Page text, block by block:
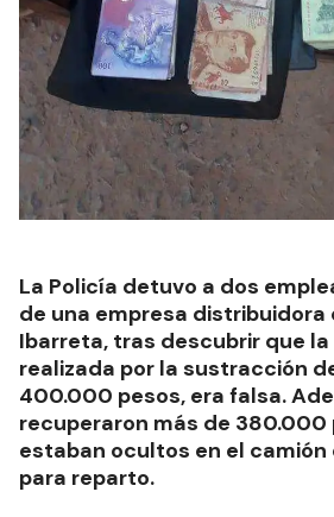
La Policía detuvo a dos
de una empresa
Ibarreta, tras descubrir que
realizada por la sustracción
400.000 pesos, era falsa.
recuperaron más de 380.000
estaban ocultos en el camión
para reparto.